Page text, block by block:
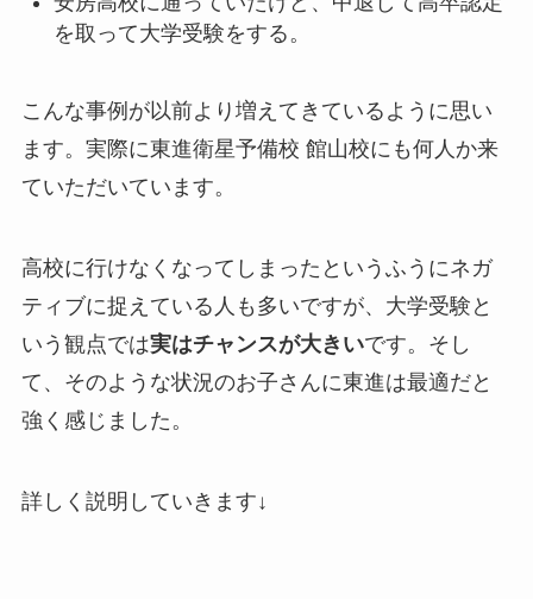
を取って大学受験をする。
こんな事例が以前より増えてきているように思い
ます。実際に東進衛星予備校 館山校にも何人か来
ていただいています。
高校に行けなくなってしまったというふうにネガ
ティブに捉えている人も多いですが、大学受験と
いう観点では実はチャンスが大きいです。そし
て、そのような状況のお子さんに東進は最適だと
強く感じました。
詳しく説明していきます↓